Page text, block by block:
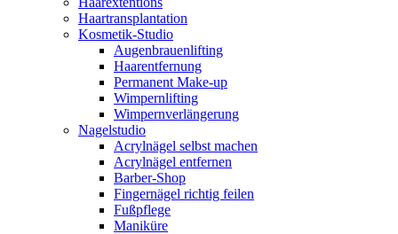
Haartransplantation
Kosmetik-Studio
Augenbrauenlifting
Haarentfernung
Permanent Make-up
Wimpernlifting
Wimpernverlängerung
Nagelstudio
Acrylnägel selbst machen
Acrylnägel entfernen
Barber-Shop
Fingernägel richtig feilen
Fußpflege
Maniküre